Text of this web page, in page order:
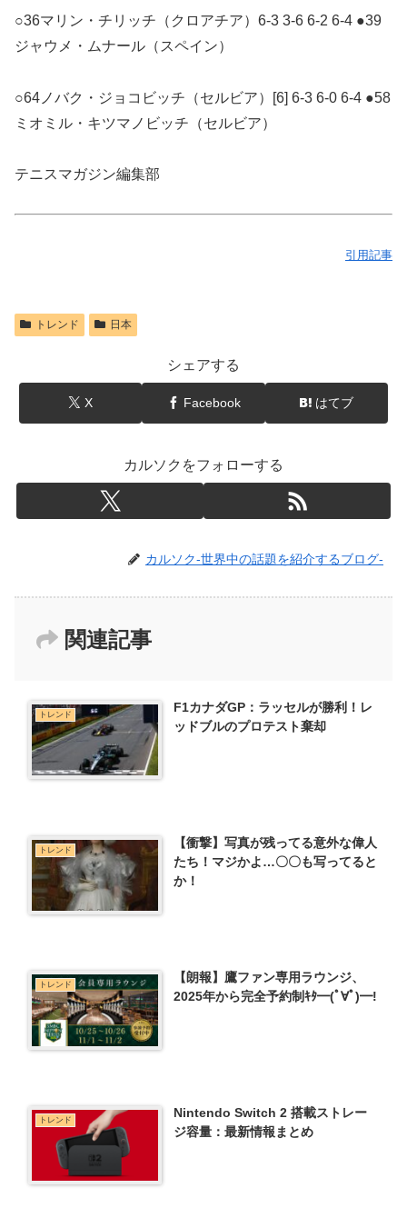
○36マリン・チリッチ（クロアチア）6-3 3-6 6-2 6-4 ●39
ジャウメ・ムナール（スペイン）
○64ノバク・ジョコビッチ（セルビア）[6] 6-3 6-0 6-4 ●58
ミオミル・キツマノビッチ（セルビア）
テニスマガジン編集部
引用記事
トレンド 日本
シェアする
X Facebook はてブ
カルソクをフォローする
カルソク-世界中の話題を紹介するブログ-
関連記事
トレンド
F1カナダGP：ラッセルが勝利！レ
ッドブルのプロテスト棄却
トレンド
【衝撃】写真が残ってる意外な偉人
たち！マジかよ…〇〇も写ってると
か！
トレンド
【朗報】鷹ファン専用ラウンジ、
2025年から完全予約制ｷﾀ━(ﾟ∀ﾟ)━!
トレンド
Nintendo Switch 2 搭載ストレー
ジ容量：最新情報まとめ